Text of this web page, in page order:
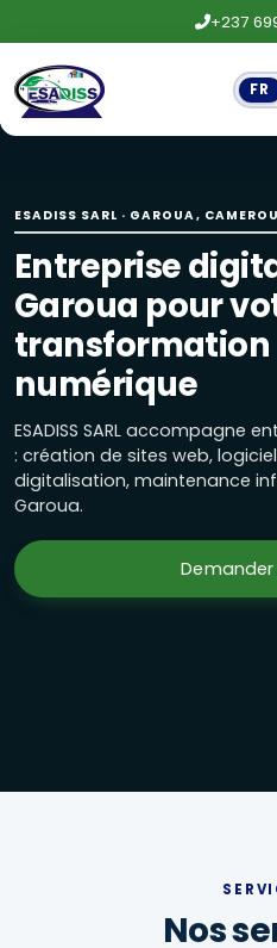
+237
FR
Entreprise
Création de sites
Site vitrine, boutique en
Maintenance
Maintenance préventive,
Marketing digital
Gestion des réseaux
Formations
Formations en présentiel à
ESADISS SARL · GAROUA,
Entreprise
Garoua pour
transformation
numérique
ESADISS SARL accompagne
: création de sites web,
digitalisation, maintenance
Garoua.
Nos